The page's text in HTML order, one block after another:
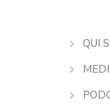
QUI